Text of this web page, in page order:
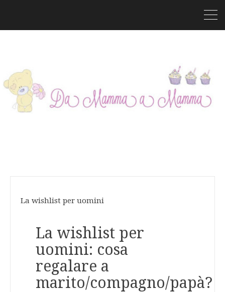
La wishlist per uomini
La wishlist per
uomini: cosa
regalare a
marito/compagno/papà?